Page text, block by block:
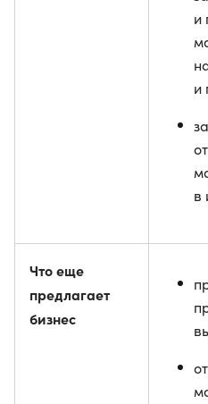
и
и
в
Что еще
предлагает
бизнес